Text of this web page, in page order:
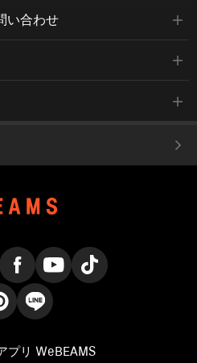
い合わせ
プリ WeBEAMS